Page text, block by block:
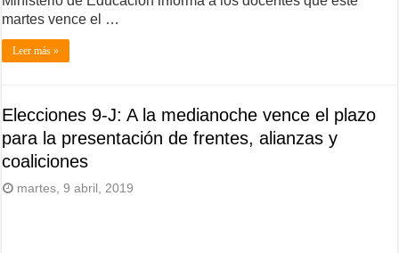
martes vence el …
Leer más »
Elecciones 9-J: A la medianoche vence el plazo
para la presentación de frentes, alianzas y
coaliciones
martes, 9 abril, 2019